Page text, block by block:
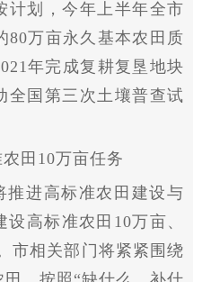
计划，今年上半年全市
80万亩永久基本农田质
年完成复耕复垦地块
全国第三次土壤普查试
田10万亩任务
推进高标准农田建设与
高标准农田10万亩、
市相关部门将紧紧围绕